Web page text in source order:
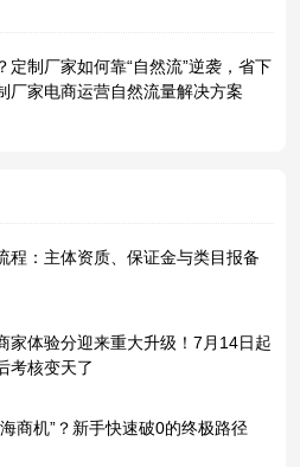
定制厂家如何靠“自然流”逆袭，省下
厂家电商运营自然流量解决方案
程：主体资质、保证金与类目报备
家体验分迎来重大升级！7月14日起
考核变天了
商机”？新手快速破0的终极路径